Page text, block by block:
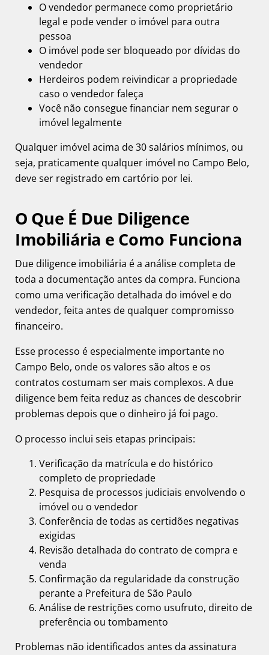
O vendedor permanece como proprietário
legal e pode vender o imóvel para outra
pessoa
O imóvel pode ser bloqueado por dívidas do
vendedor
Herdeiros podem reivindicar a propriedade
caso o vendedor faleça
Você não consegue financiar nem segurar o
imóvel legalmente
Qualquer imóvel acima de 30 salários mínimos, ou
seja, praticamente qualquer imóvel no Campo Belo,
deve ser registrado em cartório por lei.
O Que É Due Diligence
Imobiliária e Como Funciona
Due diligence imobiliária é a análise completa de
toda a documentação antes da compra. Funciona
como uma verificação detalhada do imóvel e do
vendedor, feita antes de qualquer compromisso
financeiro.
Esse processo é especialmente importante no
Campo Belo, onde os valores são altos e os
contratos costumam ser mais complexos. A due
diligence bem feita reduz as chances de descobrir
problemas depois que o dinheiro já foi pago.
O processo inclui seis etapas principais:
Verificação da matrícula e do histórico
completo de propriedade
Pesquisa de processos judiciais envolvendo o
imóvel ou o vendedor
Conferência de todas as certidões negativas
exigidas
Revisão detalhada do contrato de compra e
venda
Confirmação da regularidade da construção
perante a Prefeitura de São Paulo
Análise de restrições como usufruto, direito de
preferência ou tombamento
Problemas não identificados antes da assinatura